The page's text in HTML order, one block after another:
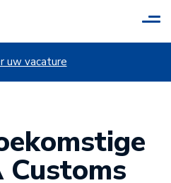
uw vacature